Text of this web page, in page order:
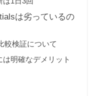
は劣っているの
較検証について
明確なデメリット